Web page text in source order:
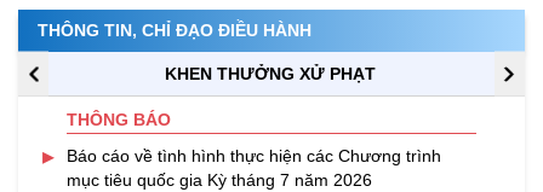
THÔNG TIN, CHỈ ĐẠO ĐIỀU HÀNH
KHEN THƯỞNG XỬ PHẠT
THÔNG BÁO
▸
Báo cáo về tình hình thực hiện các Chương trình
mục tiêu quốc gia Kỳ tháng 7 năm 2026